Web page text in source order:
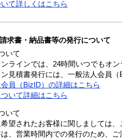
て詳しくはこちら
求書・納品書等の発行について
いて
ラインでは、24時間いつでもオ
見積書発行には、一般法人会員（
員（BizID）の詳細はこちら
いて詳細はこちら
いて
望されたお客様に関しましては、
、営業時間内での発行のため、